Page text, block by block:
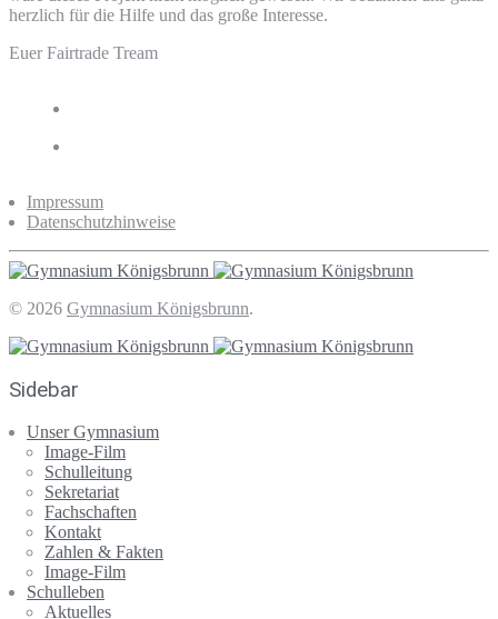
herzlich für die Hilfe und das große Interesse.
Euer Fairtrade Tream
Impressum
Datenschutzhinweise
© 2026 Gymnasium Königsbrunn.
Sidebar
Unser Gymnasium
Image-Film
Schulleitung
Sekretariat
Fachschaften
Kontakt
Zahlen & Fakten
Image-Film
Schulleben
Aktuelles